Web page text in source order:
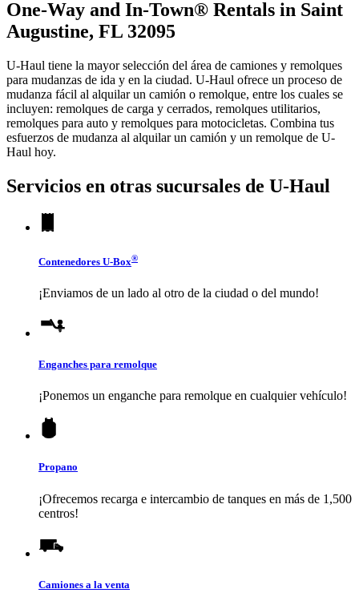
One-Way and In-Town® Rentals in Saint
Augustine, FL 32095
U-Haul tiene la mayor selección del área de camiones y remolques
para mudanzas de ida y en la ciudad. U-Haul ofrece un proceso de
mudanza fácil al alquilar un camión o remolque, entre los cuales se
incluyen: remolques de carga y cerrados, remolques utilitarios,
remolques para auto y remolques para motocicletas. Combina tus
esfuerzos de mudanza al alquilar un camión y un remolque de U-
Haul hoy.
Servicios en otras sucursales de U-Haul
Contenedores U-Box®
¡Enviamos de un lado al otro de la ciudad o del mundo!
Enganches para remolque
¡Ponemos un enganche para remolque en cualquier vehículo!
Propano
¡Ofrecemos recarga e intercambio de tanques en más de 1,500
centros!
Camiones a la venta